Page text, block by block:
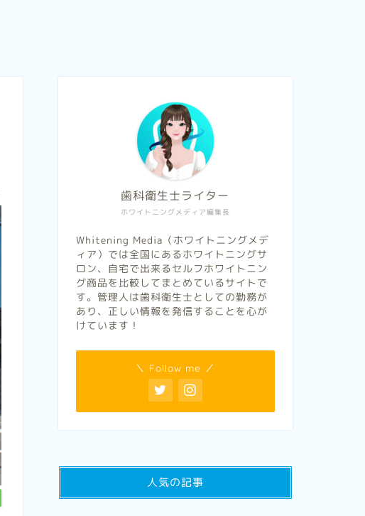
ホワイトニングメディア編集長
歯科衛生士ライター
Whitening Media（ホワイトニングメデ
ィア）では全国にあるホワイトニングサ
ロン、自宅で出来るセルフホワイトニン
グ商品を比較してまとめているサイトで
す。管理人は歯科衛生士としての勤務が
あり、正しい情報を発信することを心が
けています！
＼ Follow me ／
人気の記事